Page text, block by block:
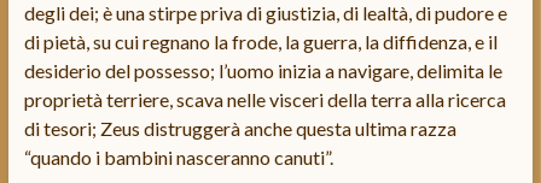
degli dei; è una stirpe priva di giustizia, di lealtà, di pudore e
di pietà, su cui regnano la frode, la guerra, la diffidenza, e il
desiderio del possesso; l’uomo inizia a navigare, delimita le
proprietà terriere, scava nelle visceri della terra alla ricerca
di tesori; Zeus distruggerà anche questa ultima razza
“quando i bambini nasceranno canuti”.